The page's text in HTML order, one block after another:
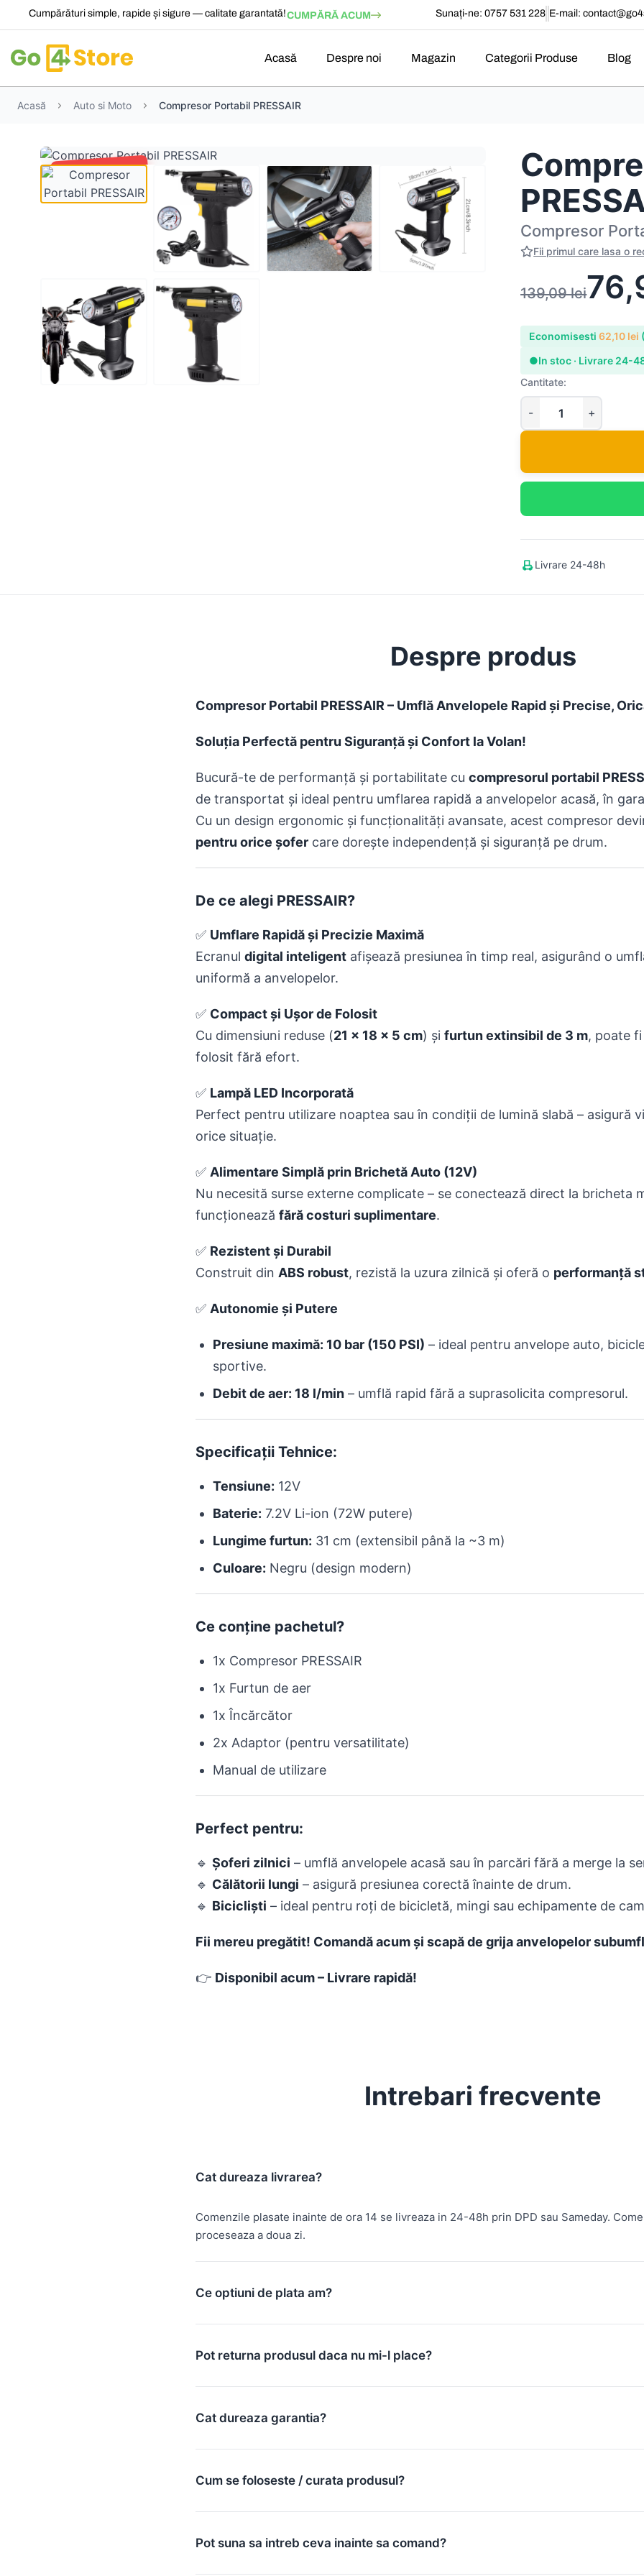
Cumpărături simple, rapide și sigure — calitate garantată!CUMPĂRĂ ACUM Sunați-ne: 0757 531 228 E-mail:
Acasă Despre noi Magazin Categorii Produse Blog
Acasă Auto si Moto Compresor Portabil PRESSAIR
ECONOMISESTI
62,10lei
Compresor
Fii primul care lasa o
139,09lei
Economisesti62,10 lei
●In stoc · Livrare 24-
Cantitate:
Livrare 24-48h
Despre produs
Compresor Portabil PRESSAIR – Umflă Anvelopele Rapid și Precise,
Soluția Perfectă pentru Siguranță și Confort la Volan!
Bucură-te de performanță și portabilitate cu compresorul portabil
de transportat și ideal pentru umflarea rapidă a anvelopelor acasă, în
Cu un design ergonomic și funcționalități avansate, acest compresor
pentru orice șofer care dorește independență și siguranță pe drum.
De ce alegi PRESSAIR?
✅ Umflare Rapidă și Precizie Maximă
Ecranul digital inteligent afișează presiunea în timp real, asigurând o
uniformă a anvelopelor.
✅ Compact și Ușor de Folosit
Cu dimensiuni reduse (21 x 18 x 5 cm) și furtun extinsibil de 3 m, poate
folosit fără efort.
✅ Lampă LED Incorporată
Perfect pentru utilizare noaptea sau în condiții de lumină slabă – asigură
orice situație.
✅ Alimentare Simplă prin Brichetă Auto (12V)
Nu necesită surse externe complicate – se conectează direct la bricheta
funcționează fără costuri suplimentare.
✅ Rezistent și Durabil
Construit din ABS robust, rezistă la uzura zilnică și oferă o performanță
✅ Autonomie și Putere
Presiune maximă: 10 bar (150 PSI) – ideal pentru anvelope auto,
sportive.
Debit de aer: 18 l/min – umflă rapid fără a suprasolicita compresorul.
Specificații Tehnice:
Tensiune: 12V
Baterie: 7.2V Li-ion (72W putere)
Lungime furtun: 31 cm (extensibil până la ~3 m)
Culoare: Negru (design modern)
Ce conține pachetul?
1x Compresor PRESSAIR
1x Furtun de aer
1x Încărcător
2x Adaptor (pentru versatilitate)
Manual de utilizare
Perfect pentru:
🔹 Șoferi zilnici – umflă anvelopele acasă sau în parcări fără a merge la
🔹 Călătorii lungi – asigură presiunea corectă înainte de drum.
🔹 Bicicliști – ideal pentru roți de bicicletă, mingi sau echipamente de
Fii mereu pregătit! Comandă acum și scapă de grija anvelopelor
👉 Disponibil acum – Livrare rapidă!
Intrebari frecvente
Cat dureaza livrarea?
Comenzile plasate inainte de ora 14 se livreaza in 24-48h prin DPD sau Sameday.
proceseaza a doua zi.
Ce optiuni de plata am?
Pot returna produsul daca nu mi-l place?
Cat dureaza garantia?
Cum se foloseste / curata produsul?
Pot suna sa intreb ceva inainte sa comand?